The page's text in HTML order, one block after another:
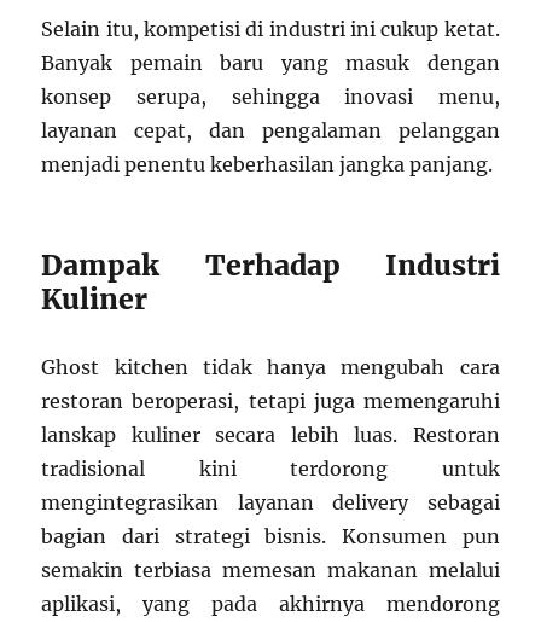
Selain itu, kompetisi di industri ini cukup ketat.
Banyak pemain baru yang masuk dengan
konsep serupa, sehingga inovasi menu,
layanan cepat, dan pengalaman pelanggan
menjadi penentu keberhasilan jangka panjang.
Dampak Terhadap Industri
Kuliner
Ghost kitchen tidak hanya mengubah cara
restoran beroperasi, tetapi juga memengaruhi
lanskap kuliner secara lebih luas. Restoran
tradisional kini terdorong untuk
mengintegrasikan layanan delivery sebagai
bagian dari strategi bisnis. Konsumen pun
semakin terbiasa memesan makanan melalui
aplikasi, yang pada akhirnya mendorong